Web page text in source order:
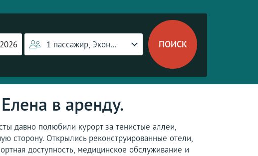
1 пассажир, Эконом-класс
в аренду.
давно полюбили курорт за тенистые аллеи,
сторону. Открылись реконструированные отели,
доступность, медицинское обслуживание и